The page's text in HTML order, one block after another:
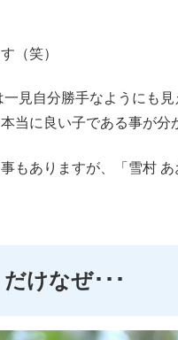
（笑）
見自分勝手なようにも
当に良い子である事が分
もありますが、「雪村
けなぜ･･･